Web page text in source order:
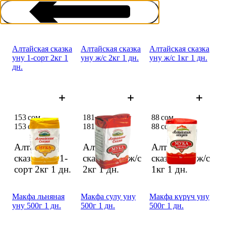
Ун
Алтайская сказка
уну 1-сорт 2кг 1
дн.
Алтайская
сказка уну 1-
сорт 2кг 1 дн.
153 сом
153 сом
Алтайская сказка
уну ж/с 2кг 1 дн.
Алтайская
сказка уну ж/с
2кг1 дн.
181 сом
181 сом
Алтайская сказка
уну ж/с 1кг 1 дн.
Алтайская
сказка уну ж/с
1кг 1 дн.
88 сом
88 сом
Макфа льняная
уну 500г 1 дн.
Макфа сулу уну
500г 1 дн.
Макфа күрүч уну
500г 1 дн.